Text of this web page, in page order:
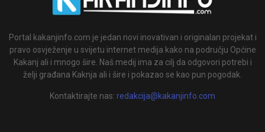
Portal kakanjinfo.com je jedan novi inovativan i originalan projekat i
pravo osvježenje u svijetu internet medija kako na području Općine
Kakanj ali i mnogo šire. Naš medij ima za cilj da odgovori potrebi i
želji građana Kaknja ali i šire i pokazao se kao pun pogodak.
Kontaktirajte nas: redakcija@kakanjinfo.com